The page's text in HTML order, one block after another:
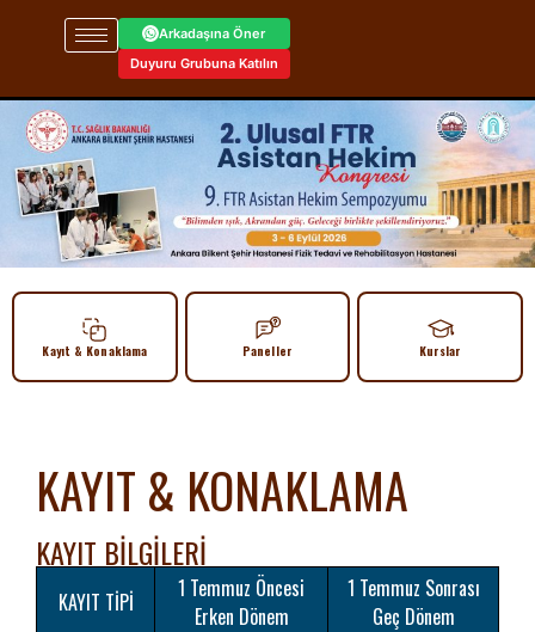
Arkadaşına Öner
Duyuru Grubuna Katılın
Kayıt & Konaklama Paneller Kurslar
KAYIT & KONAKLAMA
KAYIT BİLGİLERİ
KAYIT TİPİ
1 Temmuz Öncesi
Erken Dönem
1 Temmuz Sonrası
Geç Dönem